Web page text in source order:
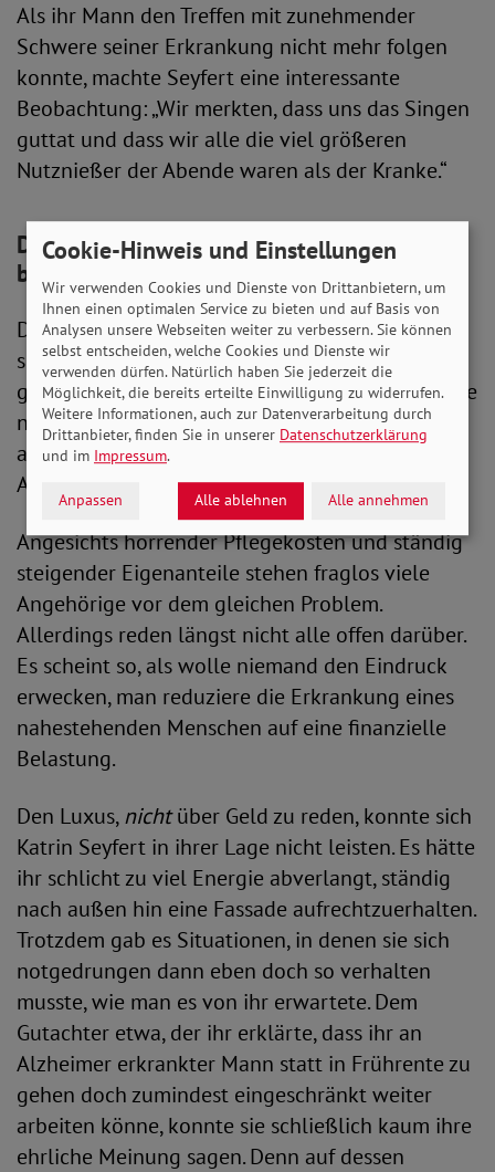
Als ihr Mann den Treffen mit zunehmender
Schwere seiner Erkrankung nicht mehr folgen
konnte, machte Seyfert eine interessante
Beobachtung: „Wir merkten, dass uns das Singen
guttat und dass wir alle die viel größeren
Nutznießer der Abende waren als der Kranke.“
Der Alltag war zunehmend von Geldsorgen
bestimmt
Diese Momente der Ablenkung waren ebenso
selten wie willkommen. Zumindest zeitweise
gaben sie der Pflegenden die dringend benötigte
neue Kraft. Zunehmend bestimmten jedoch vor
allem Geldsorgen den Alltag der
Alleinverdienerin.
Angesichts horrender Pflegekosten und ständig
steigender Eigenanteile stehen fraglos viele
Angehörige vor dem gleichen Problem.
Allerdings reden längst nicht alle offen darüber.
Es scheint so, als wolle niemand den Eindruck
erwecken, man reduziere die Erkrankung eines
nahestehenden Menschen auf eine finanzielle
Belastung.
Den Luxus,nichtüber Geld zu reden, konnte sich
Katrin Seyfert in ihrer Lage nicht leisten. Es hätte
ihr schlicht zu viel Energie abverlangt, ständig
nach außen hin eine Fassade aufrechtzuerhalten.
Trotzdem gab es Situationen, in denen sie sich
notgedrungen dann eben doch so verhalten
musste, wie man es von ihr erwartete. Dem
Gutachter etwa, der ihr erklärte, dass ihr an
Alzheimer erkrankter Mann statt in Frührente zu
gehen doch zumindest eingeschränkt weiter
arbeiten könne, konnte sie schließlich kaum ihre
ehrliche Meinung sagen. Denn auf dessen
Cookie-Hinweis und Einstellungen
Wir verwenden Cookies und Dienste von Drittanbietern, um
Ihnen einen optimalen Service zu bieten und auf Basis von
Analysen unsere Webseiten weiter zu verbessern. Sie können
selbst entscheiden, welche Cookies und Dienste wir
verwenden dürfen. Natürlich haben Sie jederzeit die
Möglichkeit, die bereits erteilte Einwilligung zu widerrufen.
Weitere Informationen, auch zur Datenverarbeitung durch
Drittanbieter, finden Sie in unserer Datenschutzerklärung
und im Impressum.
Anpassen Alle ablehnen Alle annehmen